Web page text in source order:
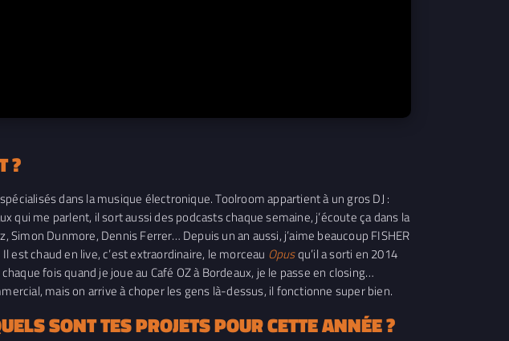
?
dans la musique électronique. Toolroom appartient à un gros DJ :
qui me parlent, il sort aussi des podcasts chaque semaine, j’écoute ça dans la
Dunmore, Dennis Ferrer… Depuis un an aussi, j’aime beaucoup FISHER
est chaud en live, c’est extraordinaire, le morceau Opusqu’il a sorti en 2014
fois quand je joue au Café OZ à Bordeaux, je le passe en closing…
mais on arrive à choper les gens là-dessus, il fonctionne super bien.
SONT TES PROJETS POUR CETTE ANNÉE ?